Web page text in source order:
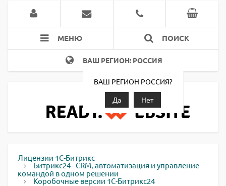
МЕНЮ ПОИСК
ВАШ РЕГИОН: РОССИЯ
ВАШ РЕГИОН РОССИЯ?
Да
Нет
Лицензии 1С-Битрикс
Битрикс24 - CRM, автоматизация и управление
командой в одном решении
Коробочные версии 1С-Битрикс24